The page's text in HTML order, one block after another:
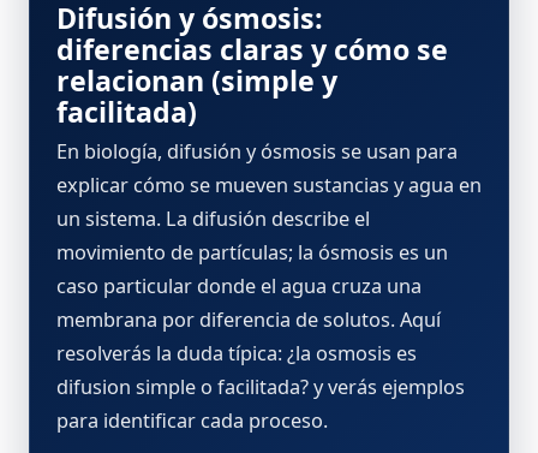
Difusión y ósmosis:
diferencias claras y cómo se
relacionan (simple y
facilitada)
En biología, difusión y ósmosis se usan para
explicar cómo se mueven sustancias y agua en
un sistema. La difusión describe el
movimiento de partículas; la ósmosis es un
caso particular donde el agua cruza una
membrana por diferencia de solutos. Aquí
resolverás la duda típica:¿la osmosis es
difusion simple o facilitada?y verás ejemplos
para identificar cada proceso.